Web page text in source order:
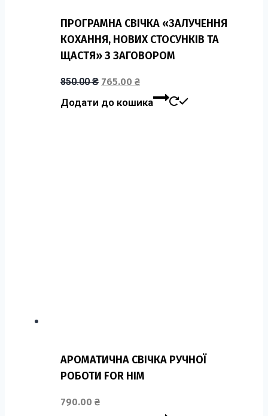
ПРОГРАМНА СВІЧКА «ЗАЛУЧЕННЯ
КОХАННЯ, НОВИХ СТОСУНКІВ ТА
ЩАСТЯ» З ЗАГОВОРОМ
850.00₴ 765.00 ₴
Додати до кошика
АРОМАТИЧНА СВІЧКА РУЧНОЇ
РОБОТИ FOR HIM
790.00 ₴